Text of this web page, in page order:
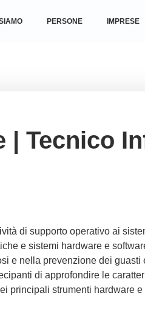
PERSONE IMPRESE
| Tecnico
di supporto operativo ai
e sistemi hardware e
e nella prevenzione dei
di approfondire le
principali strumenti hardware